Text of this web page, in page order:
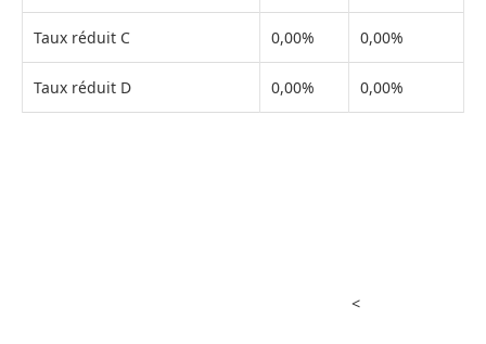
Taux réduit C 0,00% 0,00%
Taux réduit D 0,00% 0,00%
<